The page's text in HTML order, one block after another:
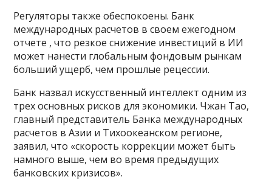
Регуляторы также обеспокоены. Банк
международных расчетов в своем ежегодном
отчете , что резкое снижение инвестиций в ИИ
может нанести глобальным фондовым рынкам
больший ущерб, чем прошлые рецессии.
Банк назвал искусственный интеллект одним из
трех основных рисков для экономики. Чжан Тао,
главный представитель Банка международных
расчетов в Азии и Тихоокеанском регионе,
заявил, что «скорость коррекции может быть
намного выше, чем во время предыдущих
банковских кризисов».